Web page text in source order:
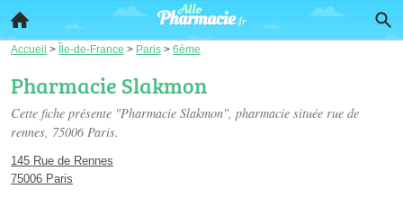
Accueil > Île-de-France > Paris > 6ème
Pharmacie Slakmon
Cette fiche présente "Pharmacie Slakmon", pharmacie située rue de
rennes, 75006 Paris.
145 Rue de Rennes
75006 Paris